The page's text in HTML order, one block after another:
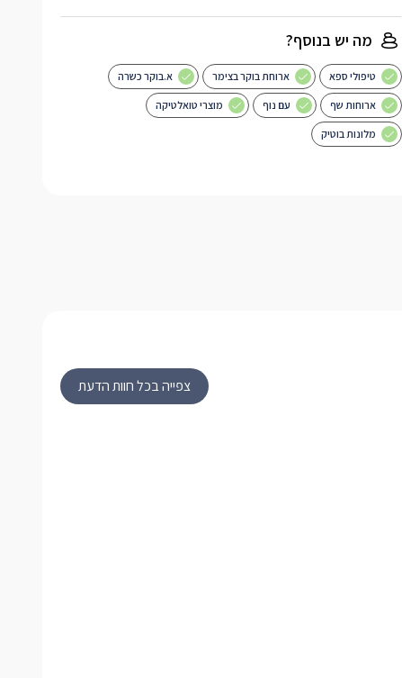
מה יש בנוסף?
טיפולי ספא ארוחת בוקר בצימר א.בוקר כשרה
ארוחות שף עם נוף מוצרי טואלטיקה
מלונות בוטיק
צפייה בכל חוות הדעת